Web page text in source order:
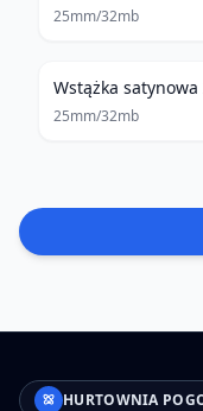
25mm/32mb
Wstążka
25mm/32mb
HURTOWNIA